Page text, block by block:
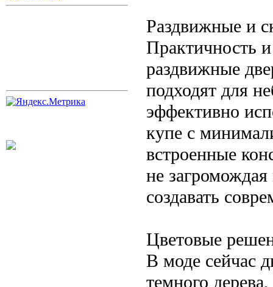
Раздвижные и
Практичность
раздвижные
подходят для
эффективно
купе с
встроенные
не
создавать
Цветовые
В моде сейчас
темного